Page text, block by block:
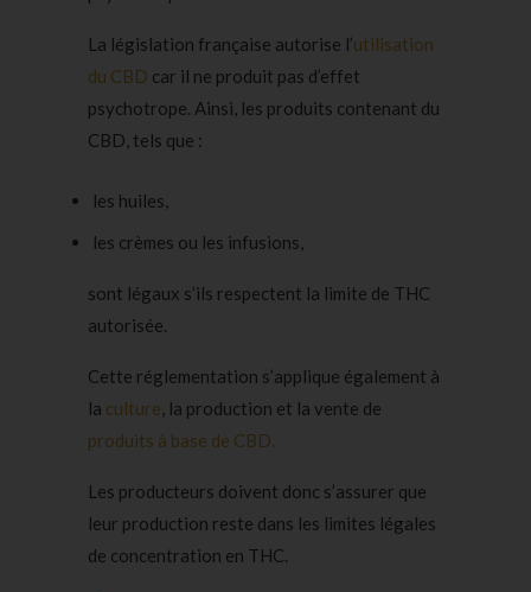
La législation française autorise l’utilisation
du CBD car il ne produit pas d’effet
psychotrope. Ainsi, les produits contenant du
CBD, tels que :
les huiles,
les crèmes ou les infusions,
sont légaux s’ils respectent la limite de THC
autorisée.
Cette réglementation s’applique également à
la culture, la production et la vente de
produits à base de CBD.
Les producteurs doivent donc s’assurer que
leur production reste dans les limites légales
de concentration en THC.